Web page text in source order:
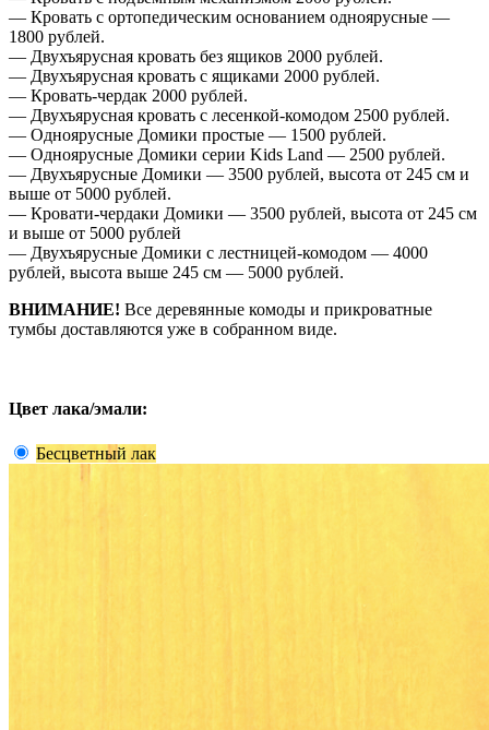
— Кровать с ортопедическим основанием одноярусные —
1800 рублей.
— Двухъярусная кровать без ящиков 2000 рублей.
— Двухъярусная кровать с ящиками 2000 рублей.
— Кровать-чердак 2000 рублей.
— Двухъярусная кровать с лесенкой-комодом 2500 рублей.
— Одноярусные Домики простые — 1500 рублей.
— Одноярусные Домики серии Kids Land — 2500 рублей.
— Двухъярусные Домики — 3500 рублей, высота от 245 см и
выше от 5000 рублей.
— Кровати-чердаки Домики — 3500 рублей, высота от 245 см
и выше от 5000 рублей
— Двухъярусные Домики с лестницей-комодом — 4000
рублей, высота выше 245 см — 5000 рублей.
ВНИМАНИЕ! Все деревянные комоды и прикроватные
тумбы доставляются уже в собранном виде.
Цвет лака/эмали:
Бесцветный лак